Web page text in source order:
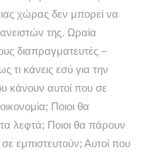
χώρας δεν μπορεί να
της. Ωραία
διαπραγματευτές –
τι κάνεις εσύ για την
κάνουν αυτοί που σε
Ποιοι θα
λεφτά; Ποιοι θα πάρουν
εμπιστευτούν; Αυτοί που